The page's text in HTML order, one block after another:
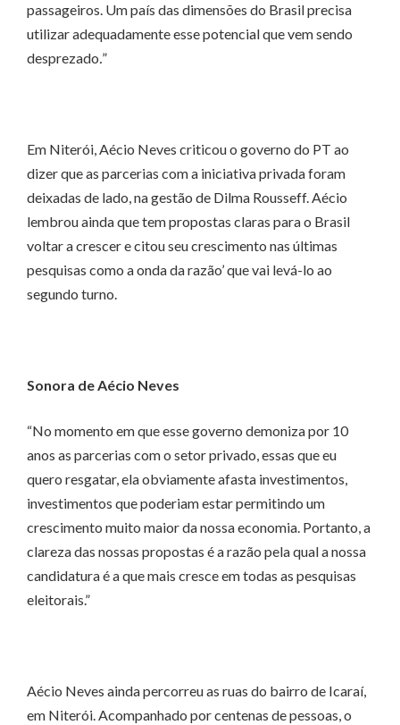
passageiros. Um país das dimensões do Brasil precisa
utilizar adequadamente esse potencial que vem sendo
desprezado.”
Em Niterói, Aécio Neves criticou o governo do PT ao
dizer que as parcerias com a iniciativa privada foram
deixadas de lado, na gestão de Dilma Rousseff. Aécio
lembrou ainda que tem propostas claras para o Brasil
voltar a crescer e citou seu crescimento nas últimas
pesquisas como a onda da razão’ que vai levá-lo ao
segundo turno.
Sonora de Aécio Neves
“No momento em que esse governo demoniza por 10
anos as parcerias com o setor privado, essas que eu
quero resgatar, ela obviamente afasta investimentos,
investimentos que poderiam estar permitindo um
crescimento muito maior da nossa economia. Portanto, a
clareza das nossas propostas é a razão pela qual a nossa
candidatura é a que mais cresce em todas as pesquisas
eleitorais.”
Aécio Neves ainda percorreu as ruas do bairro de Icaraí,
em Niterói. Acompanhado por centenas de pessoas, o